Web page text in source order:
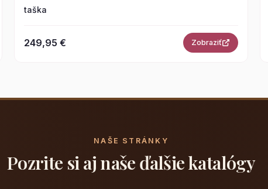
taška
249,95 € Zobraziť
NAŠE STRÁNKY
Pozrite si aj naše ďalšie katalógy